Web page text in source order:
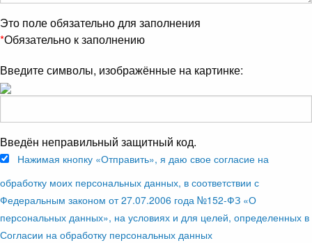
Это поле обязательно для заполнения
*Обязательно к заполнению
Введите символы, изображённые на картинке:
Введён неправильный защитный код.
Нажимая кнопку «Отправить», я даю свое согласие на
обработку моих персональных данных, в соответствии с
Федеральным законом от 27.07.2006 года №152-ФЗ «О
персональных данных», на условиях и для целей, определенных в
Согласии на обработку персональных данных